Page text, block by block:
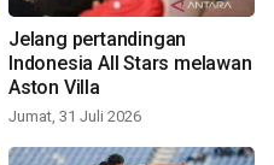
Jelang pertandingan
Indonesia All Stars melawan
Aston Villa
Jumat, 31 Juli 2026